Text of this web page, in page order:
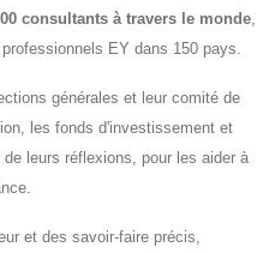
consultants à travers le monde,
EY dans 150 pays.
générales et leur comité de
les fonds d'investissement et
leurs réflexions, pour les aider à
et des savoir-faire précis,